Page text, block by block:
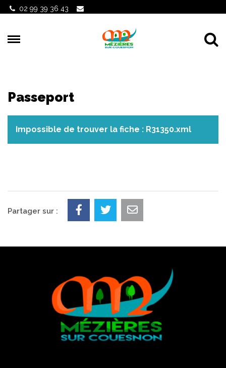
Gestion des traceurs
02 99 39 36 43
Passeport
Impossible de trouver la fiche : R31350.xml
Partager sur :